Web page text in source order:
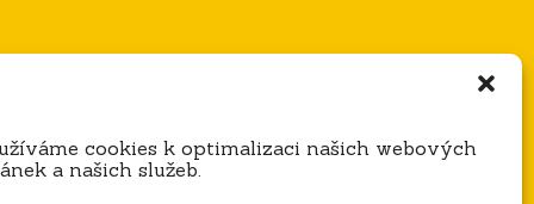
cookies k optimalizaci našich webových
a našich služeb.